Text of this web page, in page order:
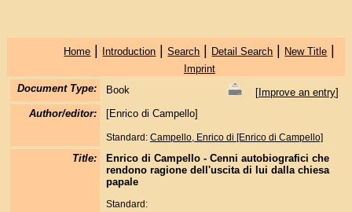
Home | Introduction |Search | Detail Search | New Title |
Imprint
Document Type:
Book [Improve an entry]
Author/editor:
[Enrico di Campello]
Standard: Campello, Enrico di [Enrico di Campello]
Title:
Enrico di Campello - Cenni autobiografici che
rendono ragione dell'uscita di lui dalla chiesa
papale
Standard: